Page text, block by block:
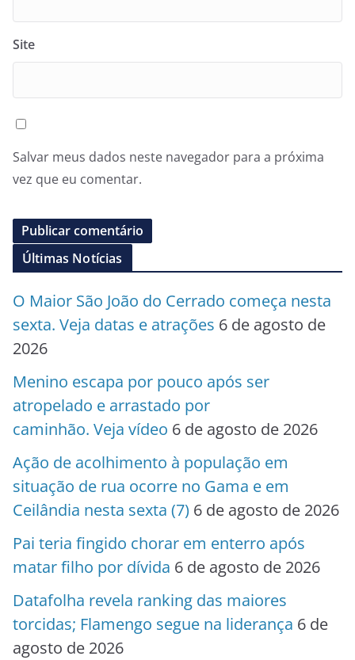
Site
Salvar meus dados neste navegador para a próxima
vez que eu comentar.
Últimas Notícias
O Maior São João do Cerrado começa nesta
sexta. Veja datas e atrações 6 de agosto de
2026
Menino escapa por pouco após ser
atropelado e arrastado por
caminhão. Veja vídeo 6 de agosto de 2026
Ação de acolhimento à população em
situação de rua ocorre no Gama e em
Ceilândia nesta sexta (7) 6 de agosto de 2026
Pai teria fingido chorar em enterro após
matar filho por dívida 6 de agosto de 2026
Datafolha revela ranking das maiores
torcidas; Flamengo segue na liderança 6 de
agosto de 2026